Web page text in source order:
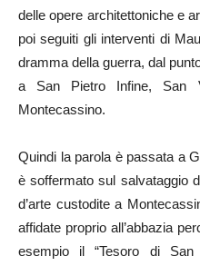
delle opere architettoniche e
poi seguiti gli interventi di
dramma della guerra, dal
a San Pietro Infine, San
Montecassino.
Quindi la parola è passata a
è soffermato sul salvataggio
d’arte custodite a
affidate proprio all’abbazia
esempio il “Tesoro di